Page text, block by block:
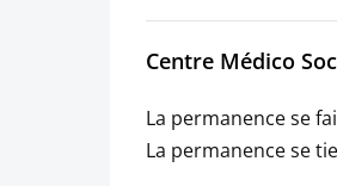
Centre Médico
La permanence se
La permanence se